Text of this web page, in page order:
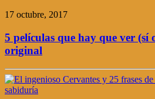
17 octubre, 2017
5 películas que hay que ver (sí
original